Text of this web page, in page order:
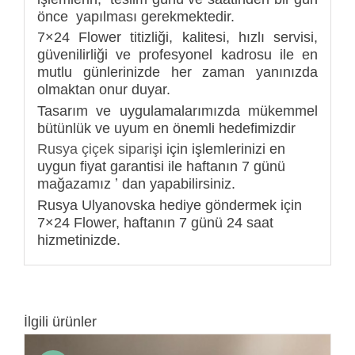
önce yapılması gerekmektedir.
7×24 Flower titizliği, kalitesi, hızlı servisi,
güvenilirliği ve profesyonel kadrosu ile en
mutlu günlerinizde her zaman yanınızda
olmaktan onur duyar.
Tasarım ve uygulamalarımızda mükemmel
bütünlük ve uyum en önemli hedefimizdir
Rusya çiçek siparişi için işlemlerinizi en
uygun fiyat garantisi ile haftanın 7 günü
mağazamız ʼ dan yapabilirsiniz.
Rusya Ulyanovska hediye göndermek için
7×24 Flower, haftanın 7 günü 24 saat
hizmetinizde.
İlgili ürünler